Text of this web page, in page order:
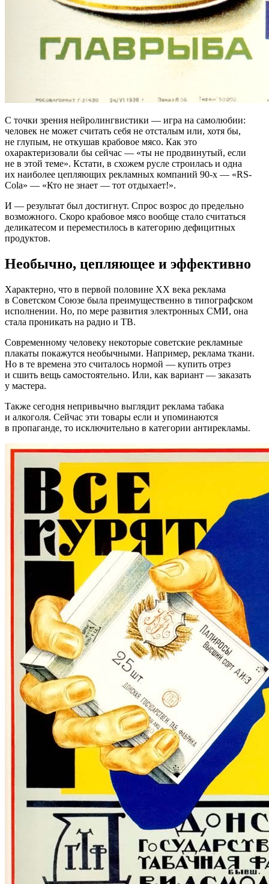
С точки зрения нейролингвистики — игра на самолюбии:
человек не может считать себя не отсталым или, хотя бы,
не глупым, не откушав крабовое мясо. Как это
охарактеризовали бы сейчас — «ты не продвинутый, если
не в этой теме». Кстати, в схожем русле строилась и одна
их наиболее цепляющих рекламных компаний 90-х — «RS-
Cola» — «Кто не знает — тот отдыхает!».
И — результат был достигнут. Спрос возрос до предельно
возможного. Скоро крабовое мясо вообще стало считаться
деликатесом и переместилось в категорию дефицитных
продуктов.
Необычно, цепляющее и эффективно
Характерно, что в первой половине XX века реклама
в Советском Союзе была преимущественно в типографском
исполнении. Но, по мере развития электронных СМИ, она
стала проникать на радио и ТВ.
Современному человеку некоторые советские рекламные
плакаты покажутся необычными. Например, реклама ткани.
Но в те времена это считалось нормой — купить отрез
и сшить вещь самостоятельно. Или, как вариант — заказать
у мастера.
Также сегодня непривычно выглядит реклама табака
и алкоголя. Сейчас эти товары если и упоминаются
в пропаганде, то исключительно в категории антирекламы.